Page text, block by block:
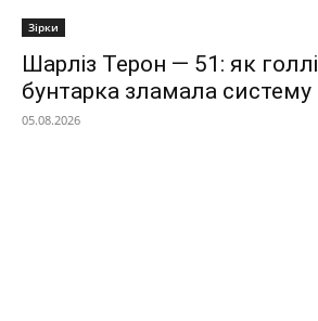
Зірки
Шарліз Терон — 51: як
бунтарка зламала систему
05.08.2026